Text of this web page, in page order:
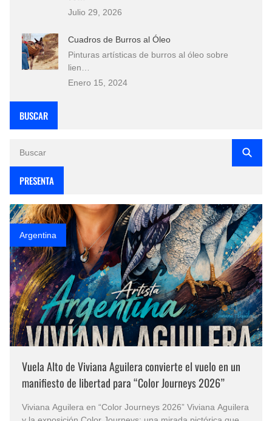
Julio 29, 2026
Cuadros de Burros al Óleo
Pinturas artísticas de burros al óleo sobre
lien…
Enero 15, 2024
BUSCAR
PRESENTA
Argentina
Vuela Alto de Viviana Aguilera convierte el vuelo en un
manifiesto de libertad para “Color Journeys 2026”
Viviana Aguilera en “Color Journeys 2026” Viviana Aguilera